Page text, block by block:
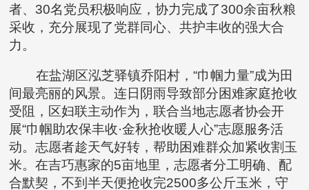
者、30名党员积极响应，协力完成了300余亩秋粮
采收，充分展现了党群同心、共护丰收的强大合
力。
在盐湖区泓芝驿镇乔阳村，“巾帼力量”成为田
间最亮丽的风景。连日阴雨导致部分困难家庭抢收
受阻，区妇联主动作为，联合当地志愿者协会开
展“巾帼助农保丰收·金秋抢收暖人心”志愿服务活
动。志愿者趁天气好转，帮助困难群众加紧收割玉
米。在吉巧惠家的5亩地里，志愿者分工明确、配
合默契，不到半天便抢收完2500多公斤玉米，守